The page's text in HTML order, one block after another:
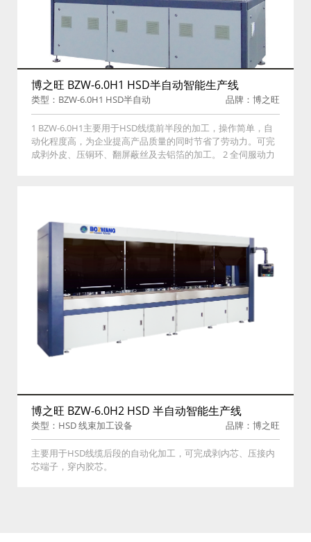
博之旺 BZW-6.0H1 HSD半自动智能生产线
类型：BZW-6.0H1 HSD半自动
智能生产线
品牌：博之旺
1 BZW-6.0H1主要用于HSD线缆前半段的加工，操作简单，自
动化程度高，为企业提高产品质量的同时节省了劳动力。可完
成剥外皮、压铜环、翻屏蔽丝及去铝箔的加工。 2 全伺服动力
博之旺 BZW-6.0H2 HSD 半自动智能生产线
类型：HSD 线束加工设备 品牌：博之旺
主要用于HSD线缆后段的自动化加工，可完成剥内芯、压接内
芯端子，穿内胶芯。